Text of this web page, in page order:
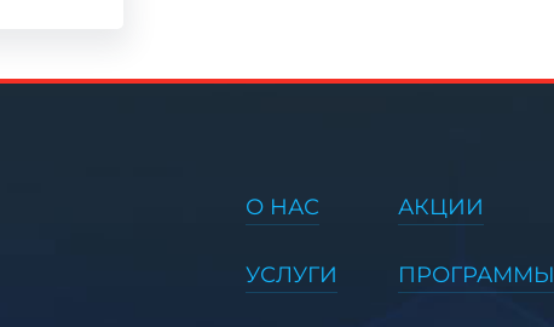
О НАС
УСЛУГИ
АКЦИИ
ПРОГРАММЫ